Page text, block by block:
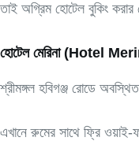
তাই অগ্রিম হোটেল বুকিং করার
হোটেল মেরিনা (Hotel
শ্রীমঙ্গল হবিগঞ্জ রোডে
এখানে রুমের সাথে ফ্রি ওয়াই-